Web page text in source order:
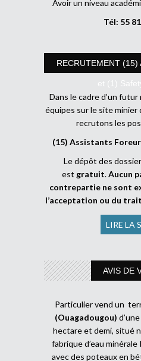
Avoir un niveau
Tél: 55
RECRUTEMENT
et (1)
Dans le cadre d’un
équipes sur le site minier
recrutons les
(15) Assistants
Le dépôt des
est gratuit.Aucun
contrepartie ne sont
l’acceptation ou du
LIRE LA
AVIS DE
Particulier vend un
(Ouagadougou)
hectare et demi, situé
fabrique d’eau
avec des poteaux en